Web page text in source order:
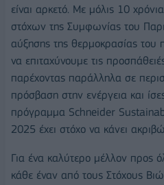
είναι αρκετό. Με μόλις 10
στόχων της Συμφωνίας του
αύξησης της θερμοκρασίας του
να επιταχύνουμε τις
παρέχοντας παράλληλα σε
πρόσβαση στην ενέργεια και
πρόγραμμα Schneider
2025 έχει στόχο να κάνει
Για ένα καλύτερο μέλλον προς
κάθε έναν από τους Στόχους